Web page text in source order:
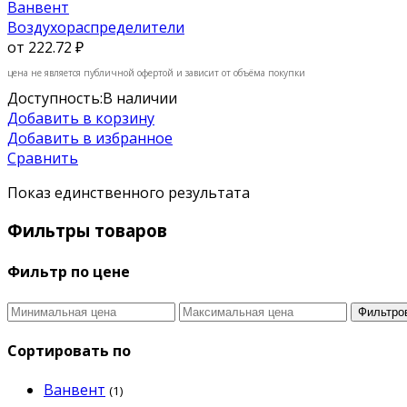
Ванвент
Воздухораспределители
от 222.72 ₽
цена не является публичной офертой и зависит от объёма покупки
Доступность:В наличии
Добавить в корзину
Добавить в избранное
Сравнить
Показ единственного результата
Фильтры товаров
Фильтр по цене
Сортировать по
Ванвент (1)